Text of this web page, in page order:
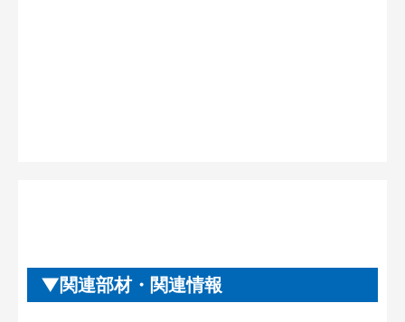
関連部材・関連情報